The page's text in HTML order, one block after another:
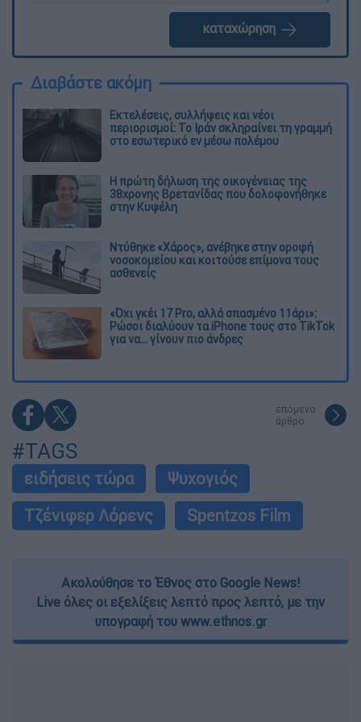
καταχώρηση
Διαβάστε ακόμη
Εκτελέσεις, συλλήψεις και νέοι
περιορισμοί: Το Ιράν σκληραίνει τη γραμμή
στο εσωτερικό εν μέσω πολέμου
Η πρώτη δήλωση της οικογένειας της
38χρονης Βρετανίδας που δολοφονήθηκε
στην Κυψέλη
Ντύθηκε «Χάρος», ανέβηκε στην οροφή
νοσοκομείου και κοιτούσε επίμονα τους
ασθενείς
«Όχι γκέι 17 Pro, αλλά σπασμένο 11άρι»:
Ρώσοι διαλύουν τα iPhone τους στο TikTok
για να... γίνουν πιο άνδρες
επόμενο
άρθρο
#TAGS
ειδήσεις τώρα
Ψυχογιός
Τζένιφερ Λόρενς
Spentzos Film
Ακολούθησε το Έθνος στο Google News!
Live όλες οι εξελίξεις λεπτό προς λεπτό, με την
υπογραφή του www.ethnos.gr